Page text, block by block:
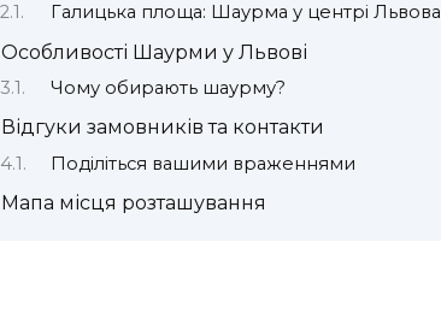
Галицька площа: Шаурма у центрі Львова
Особливості Шаурми у Львові
Чому обирають шаурму?
Відгуки замовників та контакти
Поділіться вашими враженнями
Мапа місця розташування